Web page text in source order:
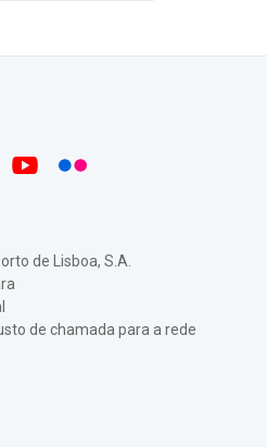
de Lisboa, S.A.
de chamada para a rede